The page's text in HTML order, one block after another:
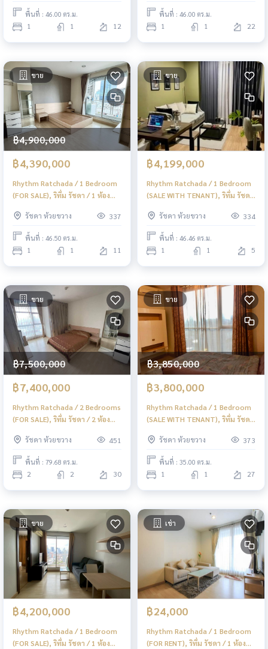
พื้นที่ : 46.00 ตร.ม.
1 1 12
พื้นที่ : 46.00 ตร.ม.
1 1 22
ขาย
฿4,900,000
฿4,390,000
Rhythm Ratchada / 1 Bedroom
(FOR SALE), ริทึ่ม รัชดา / 1 ห้อง
รัชดา ห้วยขวาง
337
พื้นที่ : 46.50 ตร.ม.
1 1 11
ขาย
฿4,199,000
Rhythm Ratchada / 1 Bedroom
(SALE WITH TENANT), ริทึ่ม รัชดา
ML137รัชดา ห้วยขวาง 334
พื้นที่ : 46.46 ตร.ม.
1 1 5
ขาย
฿7,500,000
฿7,400,000
Rhythm Ratchada / 2 Bedrooms
(FOR SALE), ริทึ่ม รัชดา / 2 ห้อง
รัชดา ห้วยขวาง
451
พื้นที่ : 79.68 ตร.ม.
2 2 30
ขาย
฿3,850,000
฿3,800,000
Rhythm Ratchada / 1 Bedroom
(SALE WITH TENANT), ริทึ่ม รัชดา
ML134รัชดา ห้วยขวาง 373
พื้นที่ : 35.00 ตร.ม.
1 1 27
ขาย
฿4,200,000
Rhythm Ratchada / 1 Bedroom
(FOR SALE), ริทึ่ม รัชดา / 1 ห้อง
เช่า
฿24,000
Rhythm Ratchada / 1 Bedroom
(FOR RENT), ริทึ่ม รัชดา / 1 ห้อง